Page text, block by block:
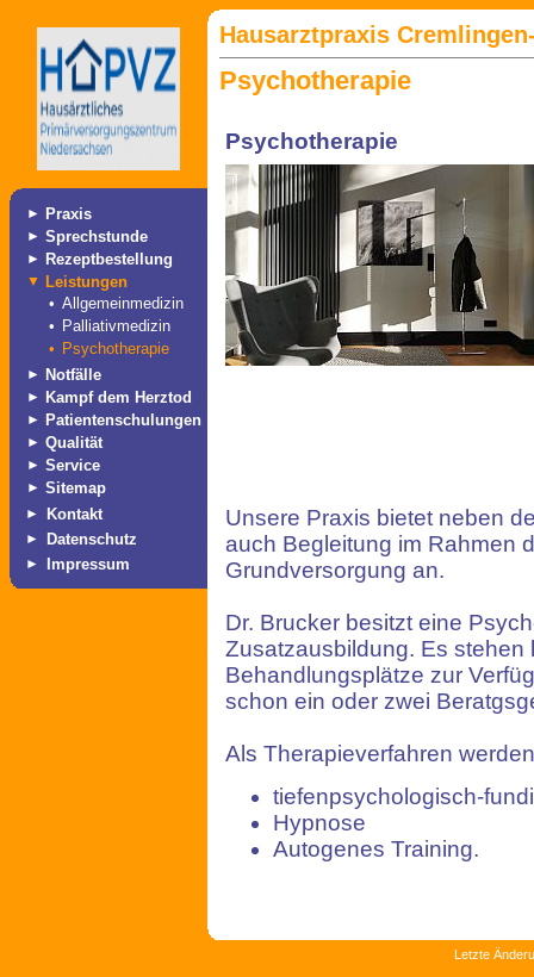
► Praxis
► Sprechstunde
► Rezeptbestellung
▼ Leistungen
• Allgemeinmedizin
• Palliativmedizin
• Psychotherapie
► Notfälle
► Kampf dem Herztod
► Patientenschulungen
► Qualität
► Service
► Sitemap
► Kontakt
► Datenschutz
► Impressum
Hausarztpraxis
Psychotherapie
Psychotherapie
Unsere Praxis bietet neben
auch Begleitung im Rahmen
Grundversorgung an.
Dr. Brucker besitzt eine
Zusatzausbildung. Es stehen
Behandlungsplätze zur
schon ein oder zwei
Als Therapieverfahren
tiefenpsychologisch-
Hypnose
Autogenes Training.
Letzte